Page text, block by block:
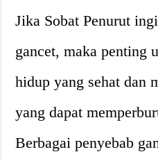
Jika Sobat Penurut
gancet, maka penting
hidup yang sehat dan
yang dapat
Berbagai penyebab